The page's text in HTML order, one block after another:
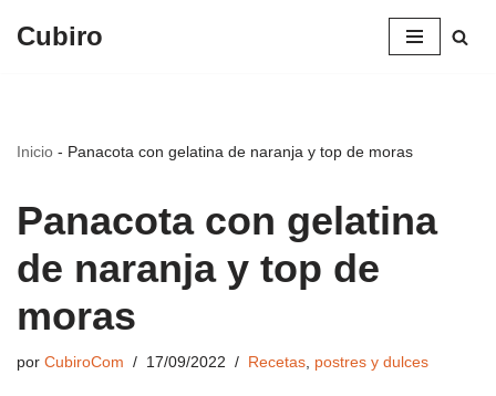
Cubiro
Inicio - Panacota con gelatina de naranja y top de moras
Panacota con gelatina
de naranja y top de
moras
por CubiroCom 17/09/2022 Recetas, postres y dulces